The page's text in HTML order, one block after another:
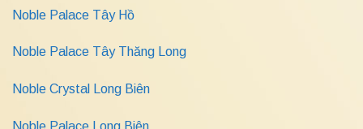
Noble Palace Tây Hồ
Noble Palace Tây Thăng Long
Noble Crystal Long Biên
Noble Palace Long Biên